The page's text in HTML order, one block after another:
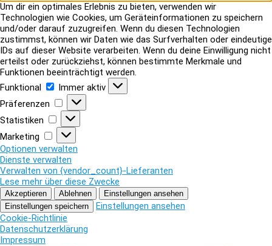
Um dir ein optimales Erlebnis zu bieten, verwenden wir
Technologien wie Cookies, um Geräteinformationen zu speichern
und/oder darauf zuzugreifen. Wenn du diesen Technologien
zustimmst, können wir Daten wie das Surfverhalten oder eindeutige
IDs auf dieser Website verarbeiten. Wenn du deine Einwilligung nicht
erteilst oder zurückziehst, können bestimmte Merkmale und
Funktionen beeinträchtigt werden.
Funktional
Funktional
Immer aktiv
Präferenzen
Präferenzen
Statistiken
Statistiken
Marketing
Marketing
Optionen verwalten
Dienste verwalten
Verwalten von {vendor_count}-Lieferanten
Lese mehr über diese Zwecke
Akzeptieren Ablehnen
Einstellungen ansehen
Einstellungen speichern
Einstellungen ansehen
Cookie-Richtlinie
Datenschutzerklärung
Impressum